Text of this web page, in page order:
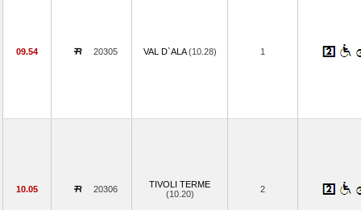
09.54 20305 VAL D`ALA(10.28) 1
10.05 20306
TIVOLI TERME
(10.20)
2